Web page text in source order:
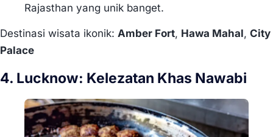
Rajasthan yang unik banget.
Destinasi wisata ikonik: Amber Fort, Hawa Mahal, City
Palace
4. Lucknow: Kelezatan Khas Nawabi